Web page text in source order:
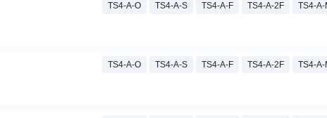
TS4-A-O TS4-A-S TS4-A-F TS4-A-2F TS4-A-
TS4-A-O TS4-A-S TS4-A-F TS4-A-2F TS4-A-